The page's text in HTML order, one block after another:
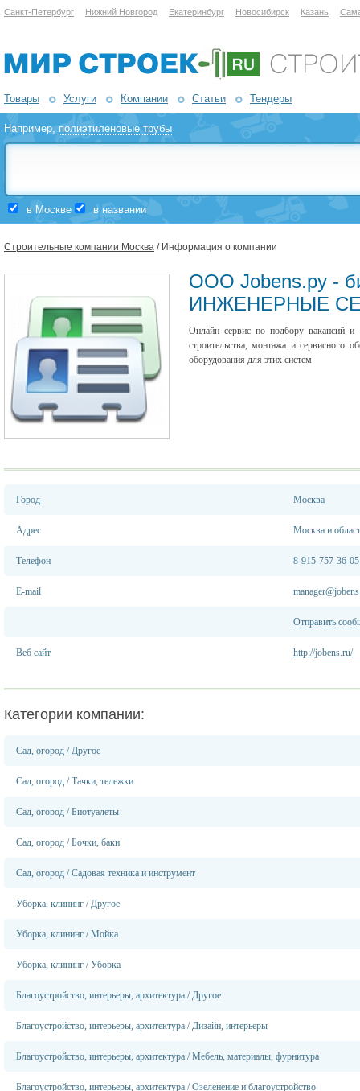
Санкт-Петербург Нижний Новгород Екатеринбург Новосибирск Казань
Товары Услуги Компании Статьи Тендеры
Например,полиэтиленовые трубы
в Москве в названии
Строительные компании Москва / Информация о компании
ООО Jobens.ру -
ИНЖЕНЕРНЫЕ
Онлайн сервис по подбору вакансий и
строительства, монтажа и сервисного
оборудования для этих систем
Город Москва
Адрес Москва и
Телефон 8-915-757-36-05
E-mail
Отправить
Веб сайт http://jobens.ru/
Категории компании:
Сад, огород /Другое
Сад, огород /Тачки, тележки
Сад, огород /Биотуалеты
Сад, огород /Бочки, баки
Сад, огород /Садовая техника и инструмент
Уборка, клининг /Другое
Уборка, клининг /Мойка
Уборка, клининг /Уборка
Благоустройство, интерьеры, архитектура /Другое
Благоустройство, интерьеры, архитектура /Дизайн, интерьеры
Благоустройство, интерьеры, архитектура /Мебель, материалы, фурнитура
Благоустройство, интерьеры, архитектура /Озеленение и благоустройство